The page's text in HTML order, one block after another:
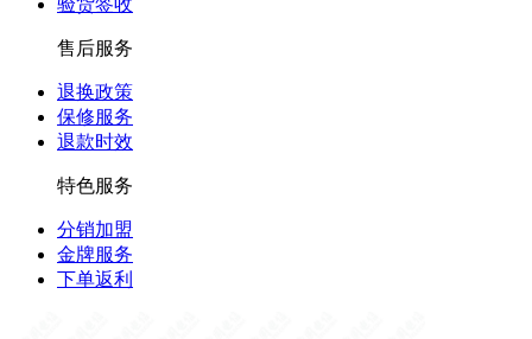
售后服务
退换政策
保修服务
退款时效
特色服务
分销加盟
金牌服务
下单返利